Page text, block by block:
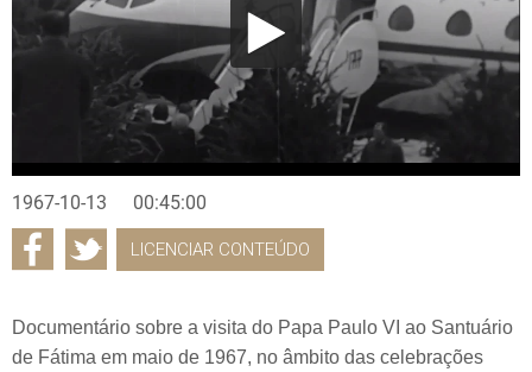
1967-10-13 00:45:00
LICENCIAR CONTEÚDO
Documentário sobre a visita do Papa Paulo VI ao Santuário
de Fátima em maio de 1967, no âmbito das celebrações